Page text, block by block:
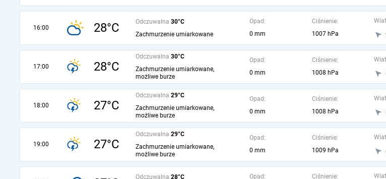
16:00 28°C Odczuwalna 30°C
Zachmurzenie umiarkowane
Opad:
0 mm
Ciśnienie:
1007 hPa
17:00 28°C
Odczuwalna 30°C
Zachmurzenie umiarkowane,
możliwe burze
Opad:
0 mm
Ciśnienie:
1008 hPa
18:00 27°C
Odczuwalna 29°C
Zachmurzenie umiarkowane,
możliwe burze
Opad:
0 mm
Ciśnienie:
1008 hPa
19:00 27°C
Odczuwalna 29°C
Zachmurzenie umiarkowane,
możliwe burze
Opad:
0 mm
Ciśnienie:
1009 hPa
Odczuwalna 28°C
Opad:
Ciśnienie: